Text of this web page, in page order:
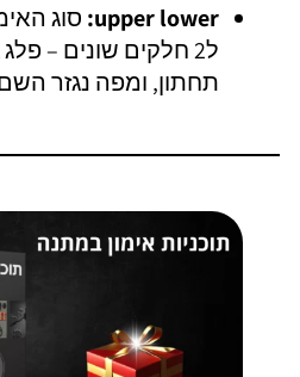
upper lower: סוג
ל2 חלקים שונים –
תחתון, ומפה נגזר